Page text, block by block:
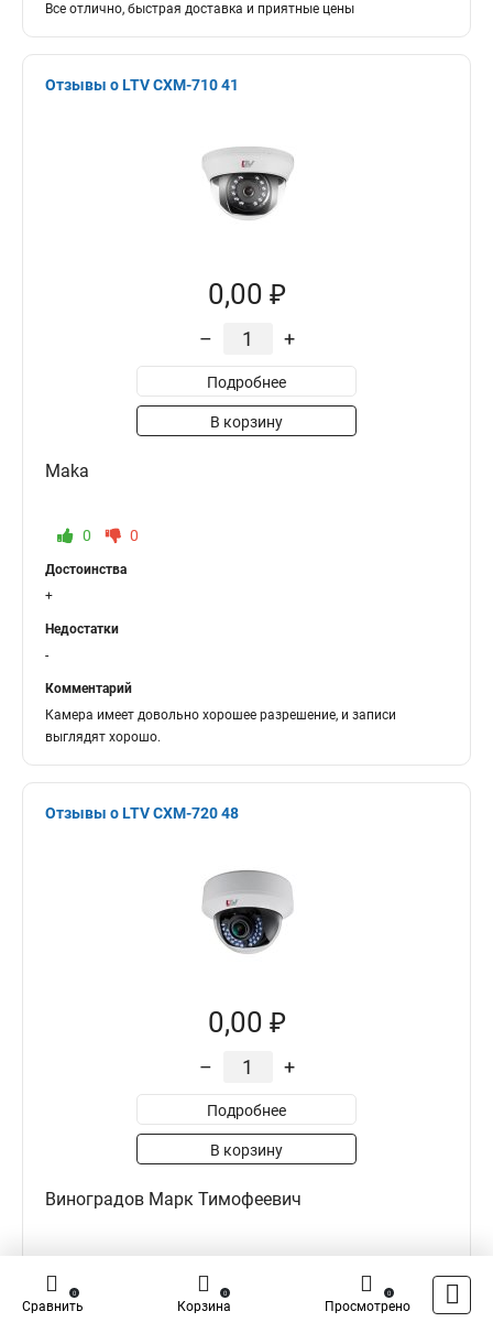
Все отлично, быстрая доставка и приятные цены
Отзывы о LTV CXM-710 41
0,00 ₽
– +
Подробнее
В корзину
Maka
0 0
Достоинства
+
Недостатки
-
Комментарий
Камера имеет довольно хорошее разрешение, и записи
выглядят хорошо.
Отзывы о LTV CXM-720 48
0,00 ₽
– +
Подробнее
В корзину
Виноградов Марк Тимофеевич
Достоинства
Сравнить
0
Корзина
0
Просмотрено
0